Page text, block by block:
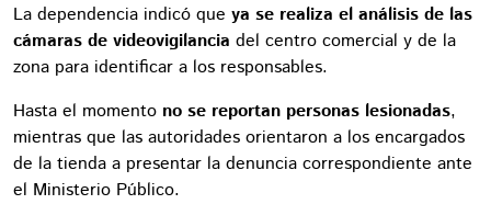
La dependencia indicó que ya se realiza el análisis de las
cámaras de videovigilancia del centro comercial y de la
zona para identificar a los responsables.
Hasta el momento no se reportan personas lesionadas,
mientras que las autoridades orientaron a los encargados
de la tienda a presentar la denuncia correspondiente ante
el Ministerio Público.